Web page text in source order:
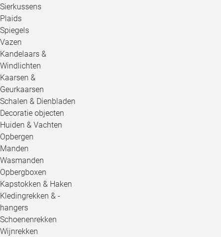
Sierkussens
Plaids
Spiegels
Vazen
Kandelaars &
Windlichten
Kaarsen &
Geurkaarsen
Schalen & Dienbladen
Decoratie objecten
Huiden & Vachten
Opbergen
Manden
Wasmanden
Opbergboxen
Kapstokken & Haken
Kledingrekken & -
hangers
Schoenenrekken
Wijnrekken